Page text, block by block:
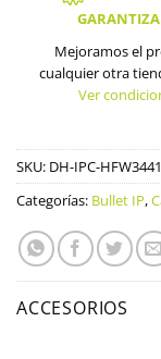
Mejoramos el
cualquier otra
Ver
SKU: DH-IPC-
Categorías: Bullet IP,
ACCESORIOS